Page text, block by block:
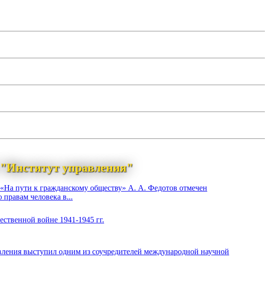
управления"
пути к гражданскому обществу» А. А. Федотов отмечен
человека в...
войне 1941-1945 гг.
выступил одним из соучредителей международной научной